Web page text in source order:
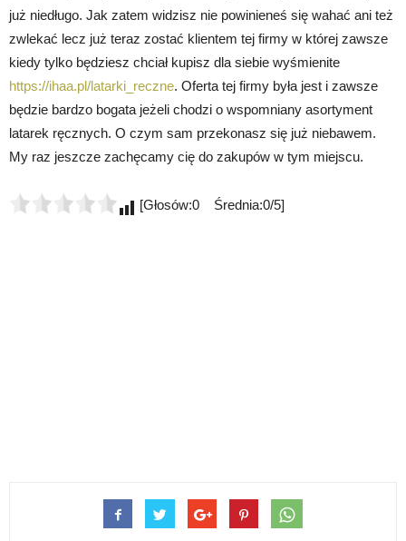
już niedługo. Jak zatem widzisz nie powinieneś się wahać ani też
zwlekać lecz już teraz zostać klientem tej firmy w której zawsze
kiedy tylko będziesz chciał kupisz dla siebie wyśmienite
https://ihaa.pl/latarki_reczne. Oferta tej firmy była jest i zawsze
będzie bardzo bogata jeżeli chodzi o wspomniany asortyment
latarek ręcznych. O czym sam przekonasz się już niebawem.
My raz jeszcze zachęcamy cię do zakupów w tym miejscu.
[Głosów:0 Średnia:0/5]